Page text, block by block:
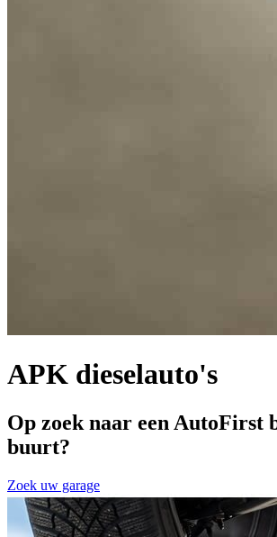
APK dieselauto's
Op zoek naar een AutoFirst
buurt?
Zoek uw garage